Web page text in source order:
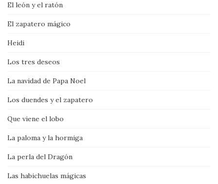
El león y el ratón
El zapatero mágico
Heidi
Los tres deseos
La navidad de Papa Noel
Los duendes y el zapatero
Que viene el lobo
La paloma y la hormiga
La perla del Dragón
Las habichuelas mágicas